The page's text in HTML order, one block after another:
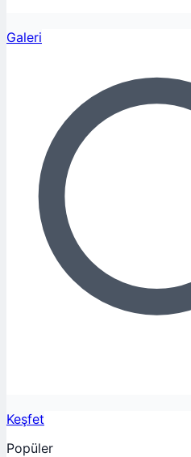
Galeri
Keşfet
Popüler